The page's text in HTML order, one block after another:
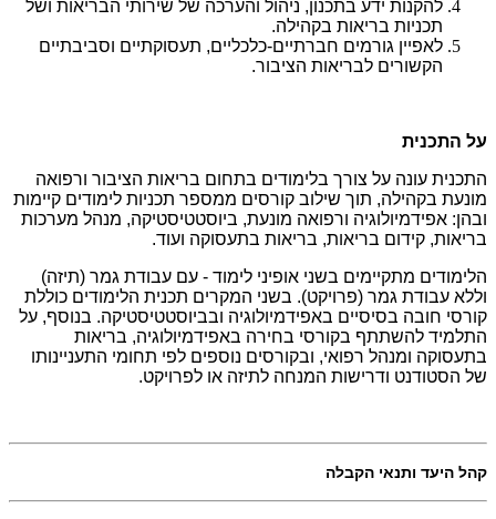
להקנות ידע בתכנון, ניהול והערכה של שירותי הבריאות ושל
תכניות בריאות בקהילה.
לאפיין גורמים חברתיים-כלכליים, תעסוקתיים וסביבתיים
הקשורים לבריאות הציבור.
על התכנית
התכנית עונה על צורך בלימודים בתחום בריאות הציבור ורפואה
מונעת בקהילה, תוך שילוב קורסים ממספר תכניות לימודים קיימות
ובהן: אפידמיולוגיה ורפואה מונעת, ביוסטטיסטיקה, מנהל מערכות
בריאות, קידום בריאות, בריאות בתעסוקה ועוד.
הלימודים מתקיימים בשני אופיני לימוד - עם עבודת גמר (תיזה)
וללא עבודת גמר (פרויקט). בשני המקרים תכנית הלימודים כוללת
קורסי חובה בסיסיים באפידמיולוגיה ובביוסטטיסטיקה. בנוסף, על
התלמיד להשתתף בקורסי בחירה באפידמיולוגיה, בריאות
בתעסוקה ומנהל רפואי, ובקורסים נוספים לפי תחומי התעניינותו
של הסטודנט ודרישות המנחה לתיזה או לפרויקט.
קהל היעד ותנאי הקבלה